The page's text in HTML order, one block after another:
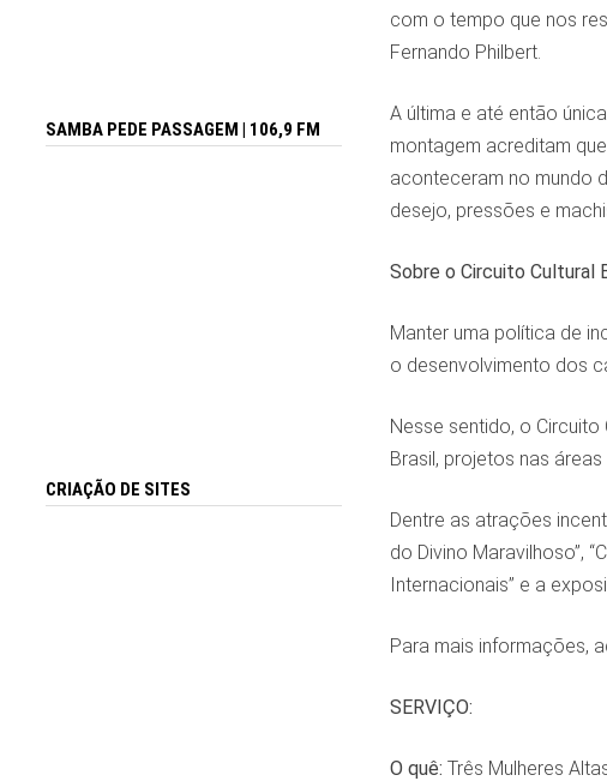
com o tempo que nos
Fernando Philbert.
A última e até então
montagem acreditam
aconteceram no mundo
desejo, pressões e
Sobre o Circuito Cultural
Manter uma política de
o desenvolvimento dos
Nesse sentido, o
Brasil, projetos nas
Dentre as atrações
do Divino Maravilhoso”,
Internacionais” e a
Para mais informações,
SERVIÇO:
O quê: Três Mulheres
SAMBA PEDE PASSAGEM | 106,9 FM
CRIAÇÃO DE SITES